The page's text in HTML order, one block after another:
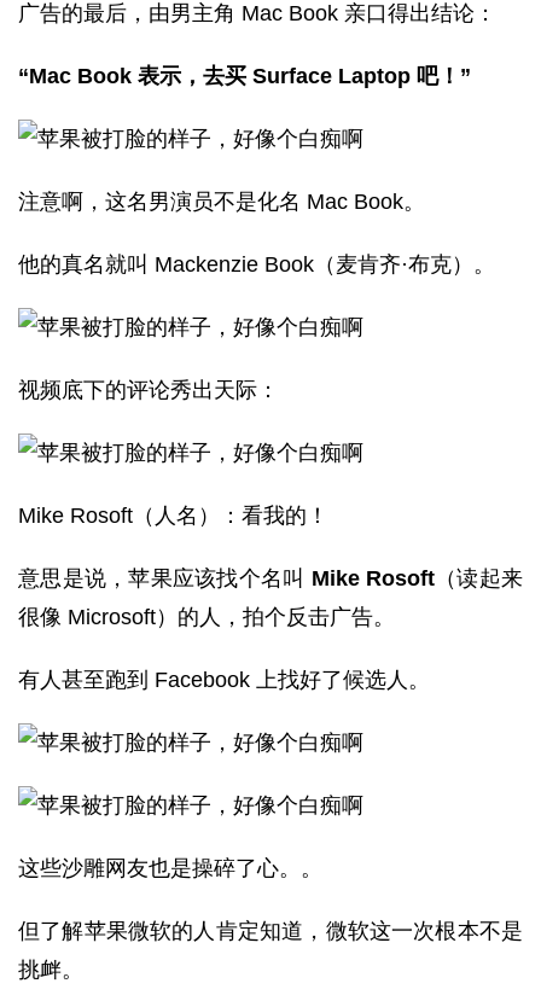
广告的最后，由男主角 Mac Book 亲口得出结论：
“Mac Book 表示，去买 Surface Laptop 吧！”
注意啊，这名男演员不是化名 Mac Book。
他的真名就叫 Mackenzie Book（麦肯齐·布克）。
视频底下的评论秀出天际：
Mike Rosoft（人名）：看我的！
意思是说，苹果应该找个名叫 Mike Rosoft（读起来
很像 Microsoft）的人，拍个反击广告。
有人甚至跑到 Facebook 上找好了候选人。
这些沙雕网友也是操碎了心。。
但了解苹果微软的人肯定知道，微软这一次根本不是
挑衅。